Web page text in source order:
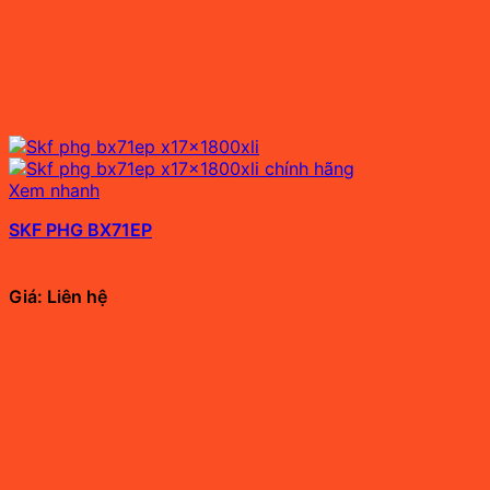
Xem nhanh
SKF PHG BX71EP
Giá: Liên hệ